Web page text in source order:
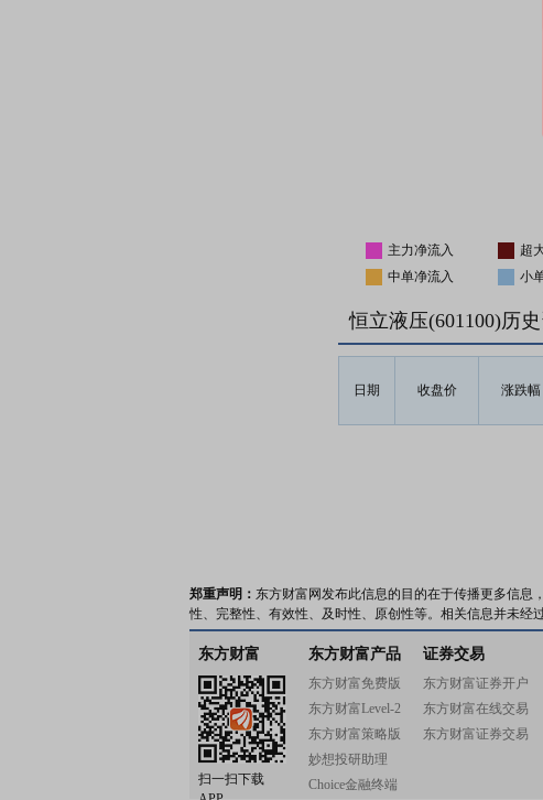
主力净流入 超
中单净流入
小
恒立液压(601100)历
日期 收盘价 涨跌幅
郑重声明： 东方财富网发布此信息的目的在于传播更多信息
性、完整性、有效性、及时性、原创性等。相关信息并未经
东方财富
扫一扫下载
东方财富产品
东方财富免费版
东方财富Level-2
东方财富策略版
妙想投研助理
Choice金融终端
证券交易
东方财富证券开户
东方财富在线交易
东方财富证券交易